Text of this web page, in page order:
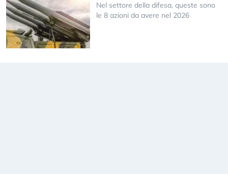
Nel settore della difesa, queste sono
le 8 azioni da avere nel 2026